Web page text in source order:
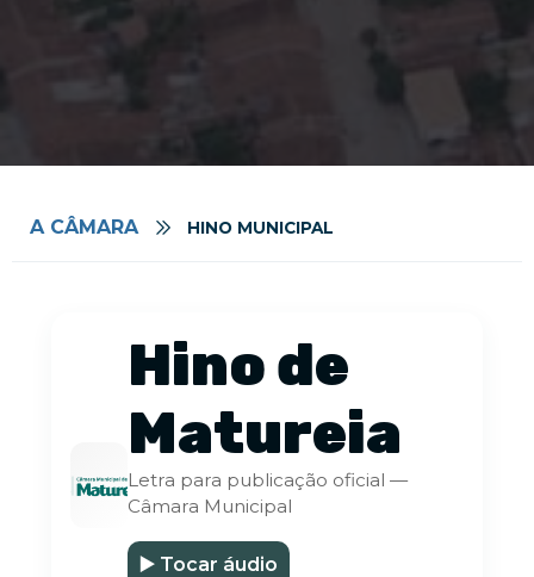
A CÂMARA HINO MUNICIPAL
Hino de
Matureia
Letra para publicação oficial —
Câmara Municipal
▶️ Tocar áudio